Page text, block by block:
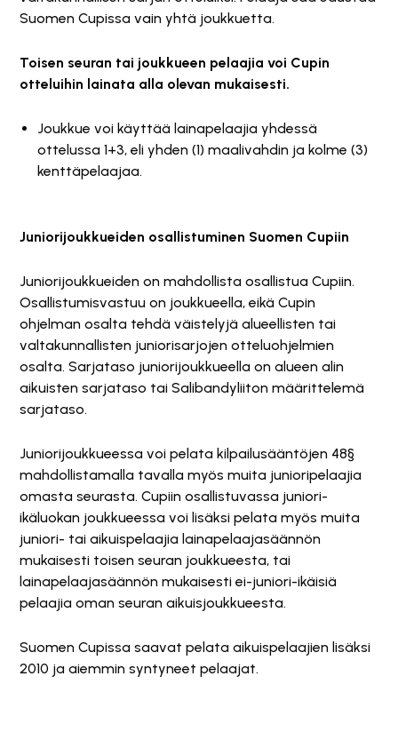
Suomen Cupissa vain yhtä joukkuetta.
Toisen seuran tai joukkueen pelaajia voi Cupin
otteluihin lainata alla olevan mukaisesti.
Joukkue voi käyttää lainapelaajia yhdessä
ottelussa 1+3, eli yhden (1) maalivahdin ja kolme (3)
kenttäpelaajaa.
Juniorijoukkueiden osallistuminen Suomen Cupiin
Juniorijoukkueiden on mahdollista osallistua Cupiin.
Osallistumisvastuu on joukkueella, eikä Cupin
ohjelman osalta tehdä väistelyjä alueellisten tai
valtakunnallisten juniorisarjojen otteluohjelmien
osalta. Sarjataso juniorijoukkueella on alueen alin
aikuisten sarjataso tai Salibandyliiton määrittelemä
sarjataso.
Juniorijoukkueessa voi pelata kilpailusääntöjen 48§
mahdollistamalla tavalla myös muita junioripelaajia
omasta seurasta. Cupiin osallistuvassa juniori-
ikäluokan joukkueessa voi lisäksi pelata myös muita
juniori- tai aikuispelaajia lainapelaajasäännön
mukaisesti toisen seuran joukkueesta, tai
lainapelaajasäännön mukaisesti ei-juniori-ikäisiä
pelaajia oman seuran aikuisjoukkueesta.
Suomen Cupissa saavat pelata aikuispelaajien lisäksi
2010 ja aiemmin syntyneet pelaajat.